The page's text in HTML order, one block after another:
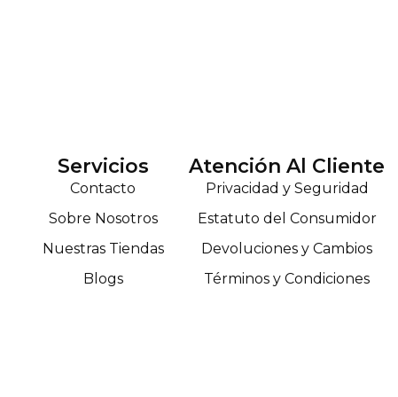
Servicios
Contacto
Sobre Nosotros
Nuestras Tiendas
Blogs
Atención Al Cliente
Privacidad y Seguridad
Estatuto del Consumidor
Devoluciones y Cambios
Términos y Condiciones